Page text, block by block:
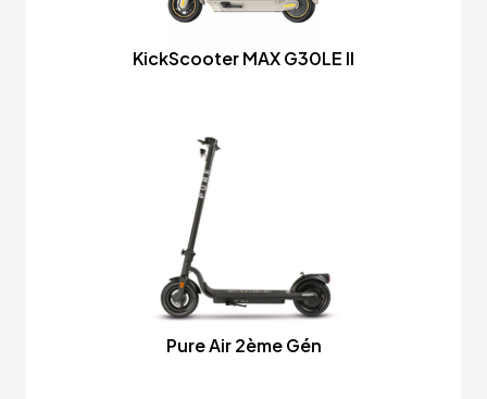
KickScooter MAX G30LE II
Pure Air 2ème Gén